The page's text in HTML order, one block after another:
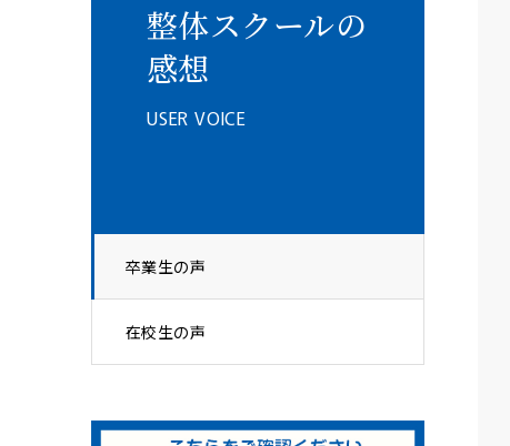
整体スクールの
感想
USER VOICE
卒業生の声
在校生の声